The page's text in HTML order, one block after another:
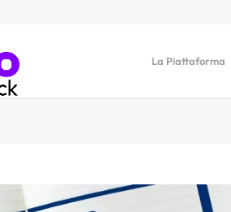
La Piattaforma